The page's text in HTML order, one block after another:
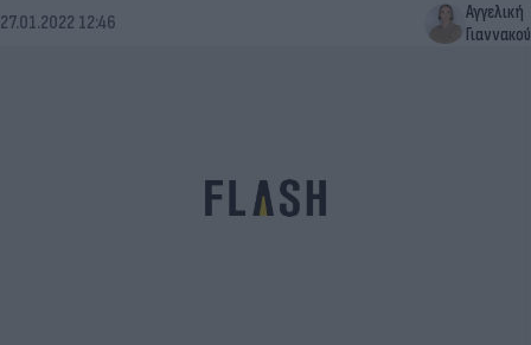
27.01.2022 12:46
Αγγελική
Γιαννακού